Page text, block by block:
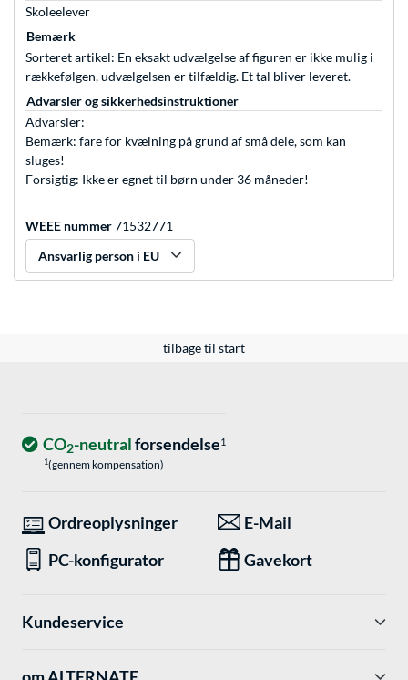
Skoleelever
Bemærk
Sorteret artikel: En eksakt udvælgelse af figuren er ikke mulig i
rækkefølgen, udvælgelsen er tilfældig. Et tal bliver leveret.
Advarsler og sikkerhedsinstruktioner
Advarsler:
Bemærk: fare for kvælning på grund af små dele, som kan
sluges!
Forsigtig: Ikke er egnet til børn under 36 måneder!
WEEE nummer71532771
Ansvarlig person i EU
tilbage til start
CO2-neutralforsendelse1
1(gennem kompensation)
Ordreoplysninger
E-Mail
PC-konfigurator
Gavekort
Kundeservice